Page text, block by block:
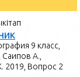
9 класс,
А.,
2019, Вопрос 2